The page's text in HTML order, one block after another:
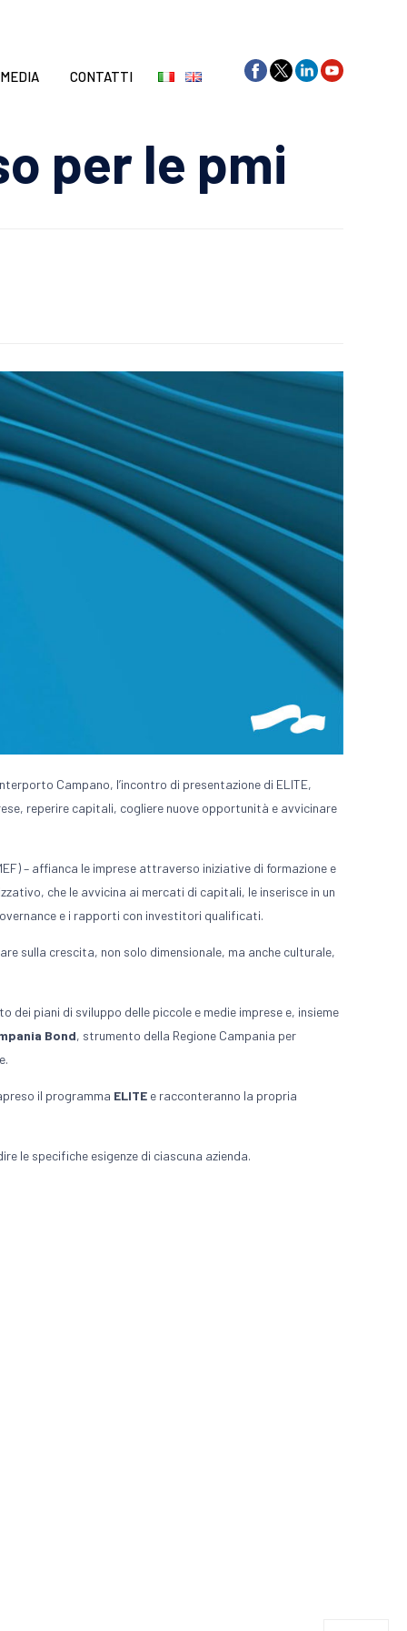
content
CONTATTI
per le pmi
Campano, l’incontro di presentazione di ELITE,
reperire capitali, cogliere nuove opportunità e avvicinare
– affianca le imprese attraverso iniziative di formazione e
che le avvicina ai mercati di capitali, le inserisce in un
e i rapporti con investitori qualificati.
sulla crescita, non solo dimensionale, ma anche culturale,
piani di sviluppo delle piccole e medie imprese e, insieme
Bond, strumento della Regione Campania per
il programma ELITE e racconteranno la propria
le specifiche esigenze di ciascuna azienda.